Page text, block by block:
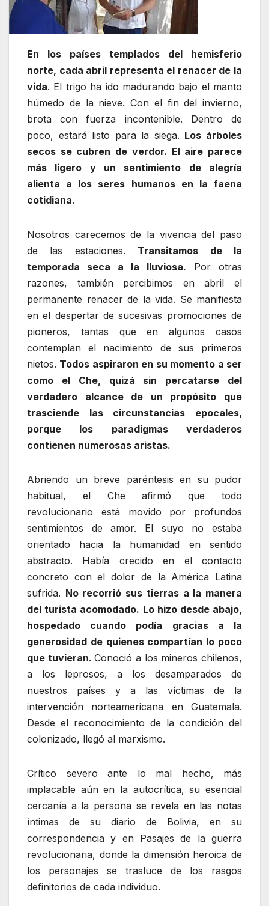
En los países templados del hemisferio
norte, cada abril representa el renacer de la
vida. El trigo ha ido madurando bajo el manto
húmedo de la nieve. Con el fin del invierno,
brota con fuerza incontenible. Dentro de
poco, estará listo para la siega. Los árboles
secos se cubren de verdor. El aire parece
más ligero y un sentimiento de alegría
alienta a los seres humanos en la faena
cotidiana.
Nosotros carecemos de la vivencia del paso
de las estaciones. Transitamos de la
temporada seca a la lluviosa. Por otras
razones, también percibimos en abril el
permanente renacer de la vida. Se manifiesta
en el despertar de sucesivas promociones de
pioneros, tantas que en algunos casos
contemplan el nacimiento de sus primeros
nietos. Todos aspiraron en su momento a ser
como el Che, quizá sin percatarse del
verdadero alcance de un propósito que
trasciende las circunstancias epocales,
porque los paradigmas verdaderos
contienen numerosas aristas.
Abriendo un breve paréntesis en su pudor
habitual, el Che afirmó que todo
revolucionario está movido por profundos
sentimientos de amor. El suyo no estaba
orientado hacia la humanidad en sentido
abstracto. Había crecido en el contacto
concreto con el dolor de la América Latina
sufrida. No recorrió sus tierras a la manera
del turista acomodado. Lo hizo desde abajo,
hospedado cuando podía gracias a la
generosidad de quienes compartían lo poco
que tuvieran. Conoció a los mineros chilenos,
a los leprosos, a los desamparados de
nuestros países y a las víctimas de la
intervención norteamericana en Guatemala.
Desde el reconocimiento de la condición del
colonizado, llegó al marxismo.
Crítico severo ante lo mal hecho, más
implacable aún en la autocrítica, su esencial
cercanía a la persona se revela en las notas
íntimas de su diario de Bolivia, en su
correspondencia y en Pasajes de la guerra
revolucionaria, donde la dimensión heroica de
los personajes se trasluce de los rasgos
definitorios de cada individuo.